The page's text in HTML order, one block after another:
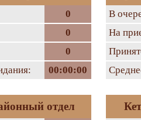
0
0
0
00:00:00
В
На
отдел